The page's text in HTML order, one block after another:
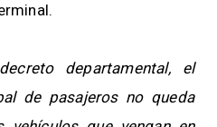
departamental, el
de pasajeros no queda